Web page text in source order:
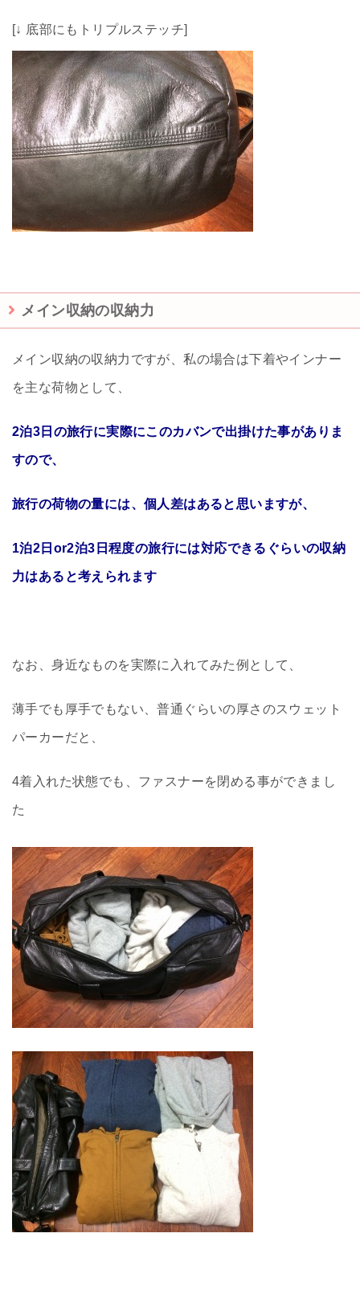
[↓ 底部にもトリプルステッチ]
メイン収納の収納力
メイン収納の収納力ですが、私の場合は下着やインナー
を主な荷物として、
2泊3日の旅行に実際にこのカバンで出掛けた事がありま
すので、
旅行の荷物の量には、個人差はあると思いますが、
1泊2日or2泊3日程度の旅行には対応できるぐらいの収納
力はあると考えられます
なお、身近なものを実際に入れてみた例として、
薄手でも厚手でもない、普通ぐらいの厚さのスウェット
パーカーだと、
4着入れた状態でも、ファスナーを閉める事ができまし
た